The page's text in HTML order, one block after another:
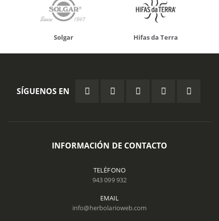
Solgar Hifas da Terra
SÍGUENOS EN
INFORMACIÓN DE CONTACTO
TELÉFONO
943 099 932
EMAIL
info@herbolarioweb.com